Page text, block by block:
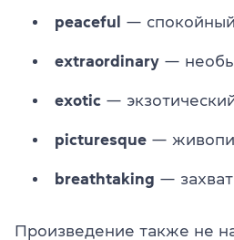
peaceful — спокойный,
extraordinary —
exotic —
picturesque —
breathtaking —
Произведение также не